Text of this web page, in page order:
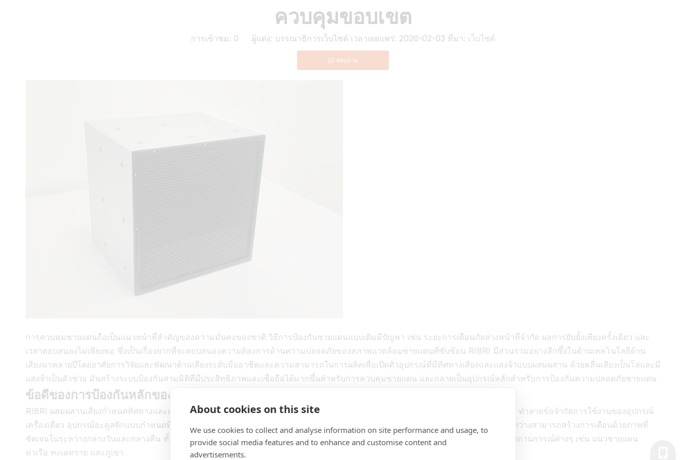
About cookies on this site
We use cookies to collect and analyse information on site performance and usage, to
provide social media features and to enhance and customise content and
advertisements.
ควบคุมขอบเขต
การเข้าชม: 0 ผู้แต่ง: บรรณาธิการเว็บไซต์ เวลาเผยแพร่: 2026-02-03 ที่มา: เว็บไซต์
สอบถาม
การควบคุมชายแดนถือเป็นแนวหน้าที่สำคัญของความมั่นคงของชาติ วิธีการป้องกันชายแดนแบบเดิมมีปัญหา เช่น ระยะการเตือนภัยล่วงหน้าที่จำกัด ผลการยับยั้งเพียงครั้งเดียว และ
เวลาตอบสนองไม่เพียงพอ ซึ่งเป็นเรื่องยากที่จะตอบสนองความต้องการด้านความปลอดภัยของสภาพแวดล้อมชายแดนที่ซับซ้อน RIBRI มีส่วนร่วมอย่างลึกซึ้งในด้านเทคโนโลยีด้าน
เสียงมาหลายปีโดยอาศัยการวิจัยและพัฒนาด้านเสียงระดับมืออาชีพและความสามารถในการผลิตเพื่อเปิดตัวอุปกรณ์ที่มีทิศทางเสียงและแสงจ้าแบบผสมผสาน ด้วยคลื่นเสียงเป็นโล่และมี
แสงจ้าเป็นตัวช่วย มันสร้างระบบป้องกันสามมิติที่มีประสิทธิภาพและเชื่อถือได้มากขึ้นสำหรับการควบคุมชายแดน และกลายเป็นอุปกรณ์หลักสำหรับการป้องกันความปลอดภัยชายแดน
ข้อดีของการป้องกันหลักของอุปกรณ์แบบรวม
RIBRI ผสมผสานเสียงกำหนดทิศทางและอุปกรณ์ให้แสงสว่างจ้าผสานรวมเทคโนโลยีเสียงกำหนดทิศทางเข้ากับฟังก์ชันเตือนแสงจ้าอย่างล้ำลึก ทำลายข้อจำกัดการใช้งานของอุปกรณ์
เครื่องเดียว อุปกรณ์อะคูสติกแบบกำหนดทิศทางสามารถรับรู้การส่งผ่านเสียงระยะไกลที่ชัดเจนและการป้องปรามที่แม่นยำ และโมดูลไฟที่ส่องสว่างสามารถสร้างการเตือนด้วยภาพที่
ชัดเจนในระหว่างกลางวันและกลางคืน ทั้งสองอย่างทำงานร่วมกันสามารถมีบทบาทในการเตือนภัยล่วงหน้า การป้องปราม และการอพยพในสถานการณ์ต่างๆ เช่น แนวชายแดน
ท่าเรือ ทะเลทราย และภูเขา